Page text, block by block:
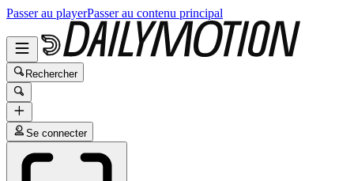
Passer au playerPasser au contenu principal
Rechercher
Se connecter